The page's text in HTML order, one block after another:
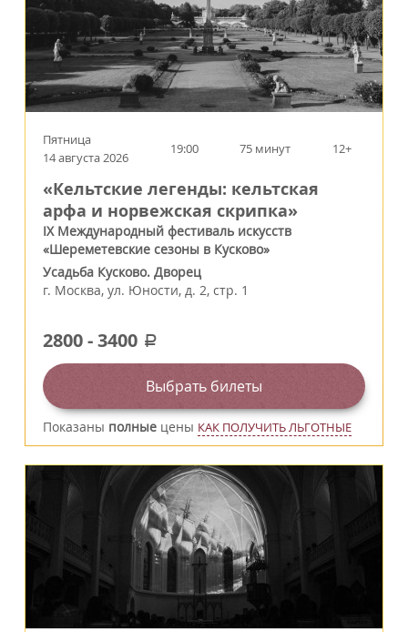
Пятница
14 августа 2026
19:00 75 минут 12+
«Кельтские легенды: кельтская
арфа и норвежская скрипка»
IX Международный фестиваль искусств
«Шереметевские сезоны в Кусково»
Усадьба Кусково. Дворец
г. Москва, ул. Юности, д. 2, стр. 1
2800-3400 a
Выбрать билеты
Показаны полные цены КАК ПОЛУЧИТЬ ЛЬГОТНЫЕ